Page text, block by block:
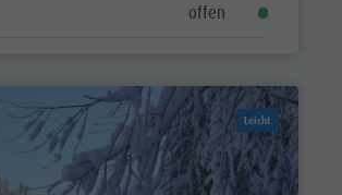
offen
Leicht